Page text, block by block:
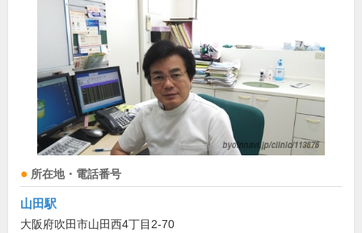
所在地・電話番号
山田駅
大阪府吹田市山田西4丁目2-70